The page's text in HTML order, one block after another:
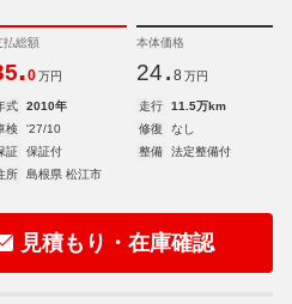
払総額
.0 万円
本体価格
24. 8 万円
式 2010年 走行
11.5万km
検
'27/10 修復
なし
証
保証付 整備
法定整備付
所
島根県 松江市
見積もり・在庫確認